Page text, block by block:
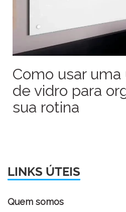
Como usar uma
de vidro para
sua rotina
LINKS ÚTEIS
Quem somos